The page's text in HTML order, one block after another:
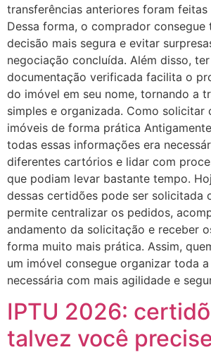
transferências anteriores foram feitas
Dessa forma, o comprador consegue
decisão mais segura e evitar
negociação concluída. Além disso,
documentação verificada facilita o
do imóvel em seu nome, tornando a
simples e organizada. Como solicitar
imóveis de forma prática
todas essas informações era
diferentes cartórios e lidar com
que podiam levar bastante tempo.
dessas certidões pode ser solicitada
permite centralizar os pedidos,
andamento da solicitação e receber
forma muito mais prática. Assim,
um imóvel consegue organizar toda
necessária com mais agilidade e
IPTU 2026:
talvez você